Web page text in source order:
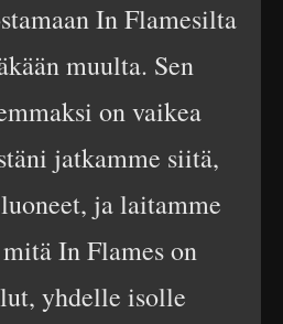
In Flamesilta
muulta. Sen
on vaikea
jatkamme siitä,
ja laitamme
In Flames on
yhdelle isolle